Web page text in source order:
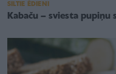
SILTIE ĒDIENI
Kabaču – sviesta